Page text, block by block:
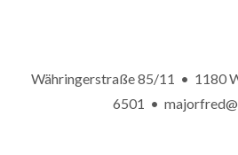
Währingerstraße 85/11 • 1180
6501 •